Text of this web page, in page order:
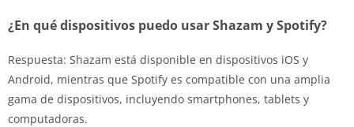
¿En qué dispositivos puedo usar Shazam y Spotify?
Respuesta: Shazam está disponible en dispositivos iOS y
Android, mientras que Spotify es compatible con una amplia
gama de dispositivos, incluyendo smartphones, tablets y
computadoras.